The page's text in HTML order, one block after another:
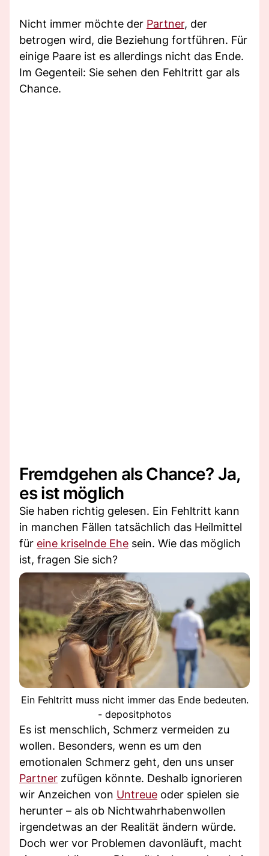
Nicht immer möchte der Partner, der
betrogen wird, die Beziehung fortführen. Für
einige Paare ist es allerdings nicht das Ende.
Im Gegenteil: Sie sehen den Fehltritt gar als
Chance.
Fremdgehen als Chance? Ja,
es ist möglich
Sie haben richtig gelesen. Ein Fehltritt kann
in manchen Fällen tatsächlich das Heilmittel
für eine kriselnde Ehe sein. Wie das möglich
ist, fragen Sie sich?
Ein Fehltritt muss nicht immer das Ende bedeuten.
- depositphotos
Es ist menschlich, Schmerz vermeiden zu
wollen. Besonders, wenn es um den
emotionalen Schmerz geht, den uns unser
Partner zufügen könnte. Deshalb ignorieren
wir Anzeichen von Untreue oder spielen sie
herunter – als ob Nichtwahrhabenwollen
irgendetwas an der Realität ändern würde.
Doch wer vor Problemen davonläuft, macht